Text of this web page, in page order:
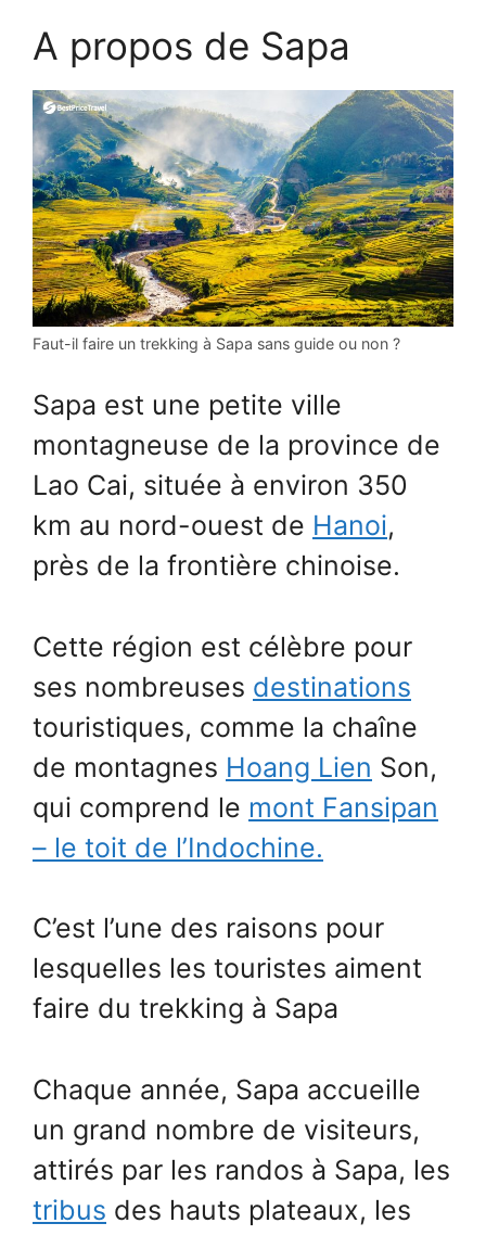
A propos de Sapa
Faut-il faire un trekking à Sapa sans guide ou non ?
Sapa est une petite ville
montagneuse de la province de
Lao Cai, située à environ 350
km au nord-ouest de Hanoi,
près de la frontière chinoise.
Cette région est célèbre pour
ses nombreuses destinations
touristiques, comme la chaîne
de montagnes Hoang Lien Son,
qui comprend le mont Fansipan
– le toit de l’Indochine.
C’est l’une des raisons pour
lesquelles les touristes aiment
faire du trekking à Sapa
Chaque année, Sapa accueille
un grand nombre de visiteurs,
attirés par les randos à Sapa, les
tribus des hauts plateaux, les